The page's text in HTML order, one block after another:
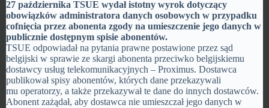
27 października TSUE wydał istotny wyrok dotyczący
obowiązków administratora danych osobowych w przypadku
cofnięcia przez abonenta zgody na umieszczenie jego danych w
publicznie dostępnym spisie abonentów.
TSUE odpowiadał na pytania prawne postawione przez sąd
belgijski w sprawie ze skargi abonenta przeciwko belgijskiemu
dostawcy usług telekomunikacyjnych – Proximus. Dostawca
publikował spisy abonentów, których dane przekazywali
mu operatorzy, a także przekazywał te dane do innych dostawców.
Abonent zażądał, aby dostawca nie umieszczał jego danych w